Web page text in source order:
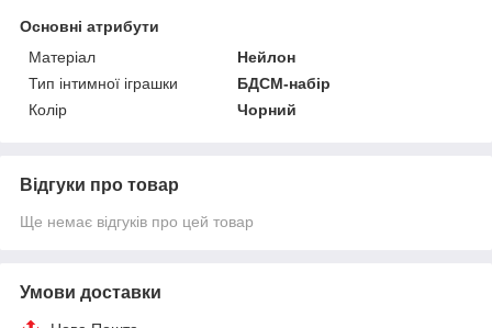
Основні атрибути
Матеріал
Нейлон
Тип інтимної іграшки
БДСМ-набір
Колір
Чорний
Відгуки про товар
Ще немає відгуків про цей товар
Умови доставки